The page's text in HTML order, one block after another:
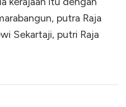
putra Raja
Sekartaji, putri Raja